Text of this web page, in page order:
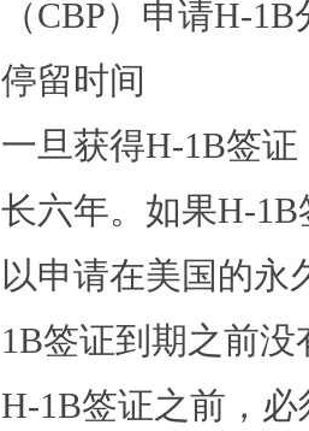
（CBP）申请H-
停留时间
一旦获得H-1B签
长六年。如果H-
以申请在美国的永
1B签证到期之前
H-1B签证之前，